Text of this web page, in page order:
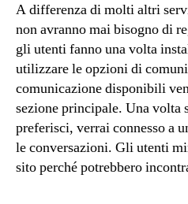
A differenza di molti altri
non avranno mai bisogno di
gli utenti fanno una volta
utilizzare le opzioni di
comunicazione disponibili
sezione principale. Una volta
preferisci, verrai connesso a
le conversazioni. Gli utenti
sito perché potrebbero